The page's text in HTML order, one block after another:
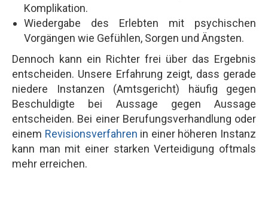
Komplikation.
Wiedergabe des Erlebten mit psychischen
Vorgängen wie Gefühlen, Sorgen und Ängsten.
Dennoch kann ein Richter frei über das Ergebnis
entscheiden. Unsere Erfahrung zeigt, dass gerade
niedere Instanzen (Amtsgericht) häufig gegen
Beschuldigte bei Aussage gegen Aussage
entscheiden. Bei einer Berufungsverhandlung oder
einem Revisionsverfahren in einer höheren Instanz
kann man mit einer starken Verteidigung oftmals
mehr erreichen.